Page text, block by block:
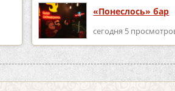
«Понеслось» бар
сегодня 5